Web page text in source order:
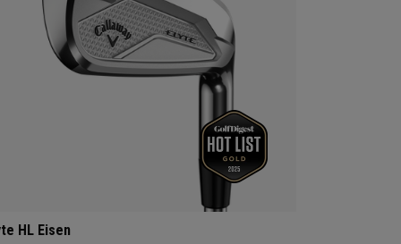
HL Eisen